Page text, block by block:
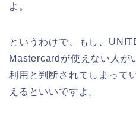
よ。
というわけで、もし、
Mastercardが使えない人が
利用と判断されてしまって
えるといいですよ。